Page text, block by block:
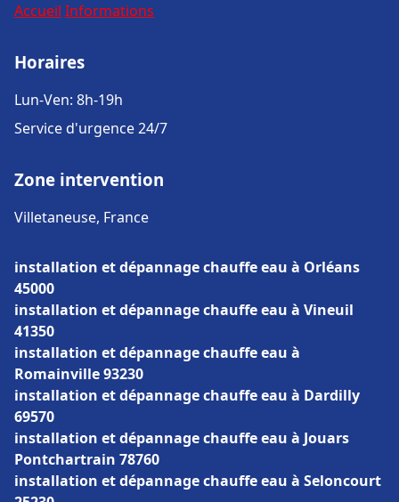
Accueil Informations
Horaires
Lun-Ven: 8h-19h
Service d'urgence 24/7
Zone intervention
Villetaneuse, France
installation et dépannage chauffe eau à Orléans
45000
installation et dépannage chauffe eau à Vineuil
41350
installation et dépannage chauffe eau à
Romainville 93230
installation et dépannage chauffe eau à Dardilly
69570
installation et dépannage chauffe eau à Jouars
Pontchartrain 78760
installation et dépannage chauffe eau à Seloncourt